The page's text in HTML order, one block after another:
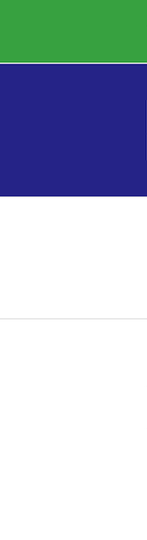
contenido